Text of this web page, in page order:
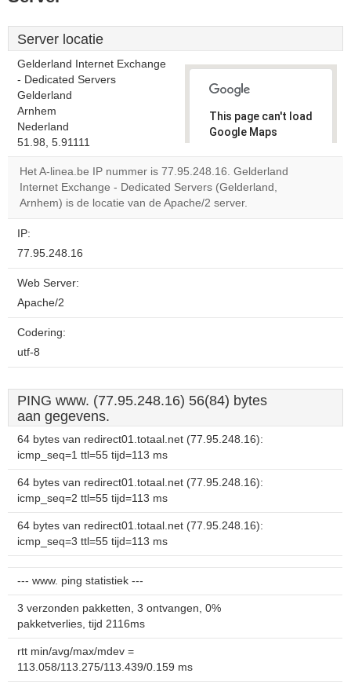
Server locatie
Gelderland Internet Exchange
- Dedicated Servers
Gelderland
Arnhem
Nederland
51.98, 5.91111
This page can't load
Google Maps
Do you
website?
Het A-linea.be IP nummer is 77.95.248.16. Gelderland
Internet Exchange - Dedicated Servers (Gelderland,
Arnhem) is de locatie van de Apache/2 server.
IP:
77.95.248.16
Web Server:
Apache/2
Codering:
utf-8
PING www. (77.95.248.16) 56(84) bytes
aan gegevens.
64 bytes van redirect01.totaal.net (77.95.248.16):
icmp_seq=1 ttl=55 tijd=113 ms
64 bytes van redirect01.totaal.net (77.95.248.16):
icmp_seq=2 ttl=55 tijd=113 ms
64 bytes van redirect01.totaal.net (77.95.248.16):
icmp_seq=3 ttl=55 tijd=113 ms
--- www. ping statistiek ---
3 verzonden pakketten, 3 ontvangen, 0%
pakketverlies, tijd 2116ms
rtt min/avg/max/mdev =
113.058/113.275/113.439/0.159 ms